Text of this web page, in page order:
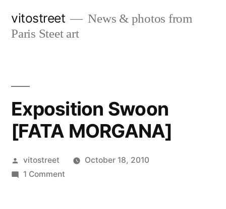
vitostreet
News & photos from
Paris Steet art
Exposition Swoon
[FATA MORGANA]
Posted
by
vitostreet
October 18, 2010
1 Commenton